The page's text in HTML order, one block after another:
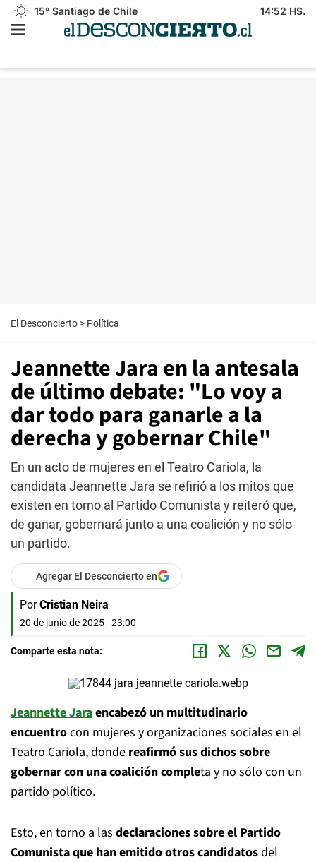
15° Santiago de Chile 14:52 HS.
El Desconcierto > Política
Jeannette Jara en la antesala
de último debate: "Lo voy a
dar todo para ganarle a la
derecha y gobernar Chile"
En un acto de mujeres en el Teatro Cariola, la
candidata Jeannette Jara se refirió a los mitos que
existen en torno al Partido Comunista y reiteró que,
de ganar, gobernará junto a una coalición y no sólo
un partido.
Agregar El Desconcierto en
Por Cristian Neira
20 de junio de 2025 - 23:00
Comparte esta nota:
Jeannette Jaraencabezó un multitudinario
encuentrocon mujeres y organizaciones sociales en el
Teatro Cariola, donde reafirmó sus dichos sobre
gobernar con una coalición completa y no sólo con un
partido político.
Esto, en torno a las declaraciones sobre el Partido
Comunista que han emitido otros candidatosdel